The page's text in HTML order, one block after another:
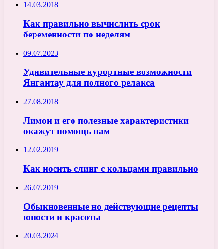
14.03.2018
Как правильно вычислить срок
беременности по неделям
09.07.2023
Удивительные курортные возможности
Янгантау для полного релакса
27.08.2018
Лимон и его полезные характеристики
окажут помощь нам
12.02.2019
Как носить слинг с кольцами правильно
26.07.2019
Обыкновенные но действующие рецепты
юности и красоты
20.03.2024